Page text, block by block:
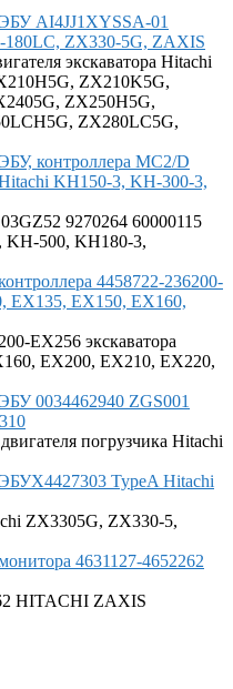
экскаватора Hitachi
ZX210K5G,
ZX250H5G,
ZX280LC5G,
9270264 60000115
KH-500, KH180-3,
EX256 экскаватора
EX200, EX210, EX220,
погрузчика Hitachi
ZX3305G, ZX330-5,
HITACHI ZAXIS